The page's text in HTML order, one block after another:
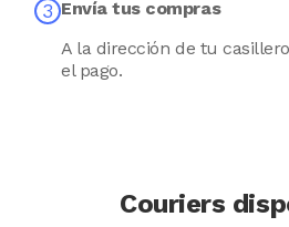
Envía tus compras
A la dirección de tu
el pago.
Couriers